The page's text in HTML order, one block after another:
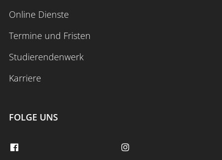
Online Dienste
Termine und Fristen
Studierendenwerk
Karriere
FOLGE UNS